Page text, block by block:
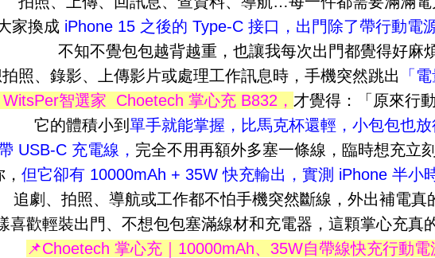
家換成 iPhone 15 之後的 Type-C 接口，出門除了帶行動電
不知不覺包包越背越重，也讓我每次出門都覺得好麻
照、錄影、上傳影片或處理工作訊息時，手機突然跳出
「
智選家 Choetech 掌心充 B832， 才覺得：「原來行
它的體積小到 單手就能掌握，比馬克杯還輕，小包包也放
USB-C 充電線， 完全不用再額外多塞一條線，臨時想充立
但它卻有 10000mAh + 35W 快充輸出，實測 iPhone 半小
追劇、拍照、導航或工作都不怕手機突然斷線，外出補電真
喜歡輕裝出門、不想包包塞滿線材和充電器，這顆掌心充真
📌Choetech 掌心充｜10000mAh、35W自帶線快充行動電